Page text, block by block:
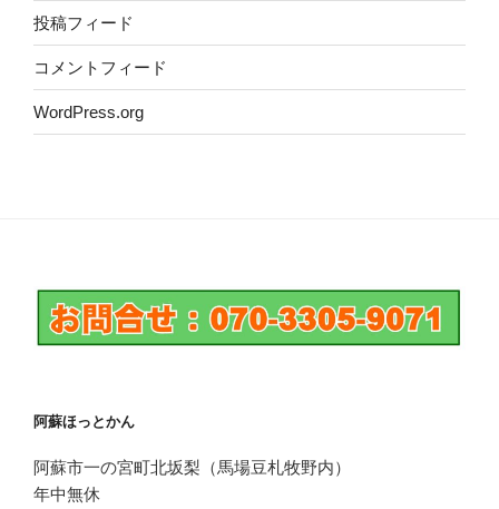
投稿フィード
コメントフィード
WordPress.org
阿蘇ほっとかん
阿蘇市一の宮町北坂梨（馬場豆札牧野内）
年中無休